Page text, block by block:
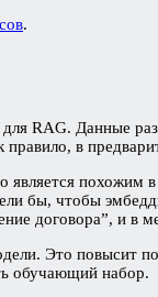
.
RAG. Данные
в
бы, чтобы
договора”, и
Это повысит
обучающий набор.